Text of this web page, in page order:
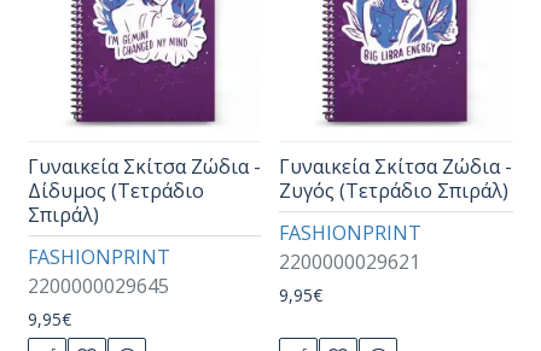
FASHIONPRINT
2200000029645
Γυναικεία Σκίτσα Ζώδια -
Δίδυμος (Τετράδιο
Σπιράλ)
9,95€
FASHIONPRINT
2200000029621
Γυναικεία Σκίτσα Ζώδια -
Ζυγός (Τετράδιο Σπιράλ)
9,95€